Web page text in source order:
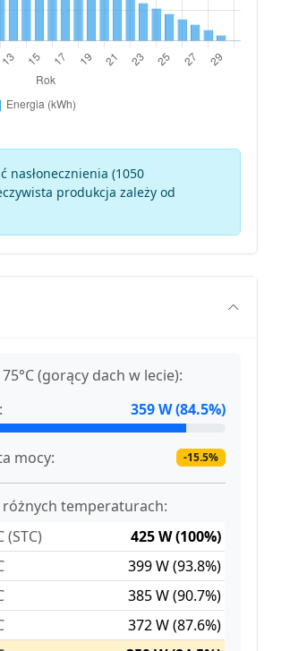
nasłonecznienia (1050
produkcja zależy od
(gorący dach w lecie):
359 W (84.5%)
mocy: -15.5%
różnych temperaturach:
(STC)
425 W (100%)
399 W (93.8%)
385 W (90.7%)
372 W (87.6%)